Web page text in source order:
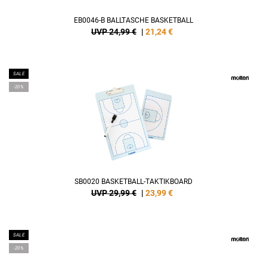
EB0046-B BALLTASCHE BASKETBALL
UVP 24,99 € | 21,24€
SALE
-20%
SB0020 BASKETBALL-TAKTIKBOARD
UVP 29,99 € | 23,99€
SALE
-20%